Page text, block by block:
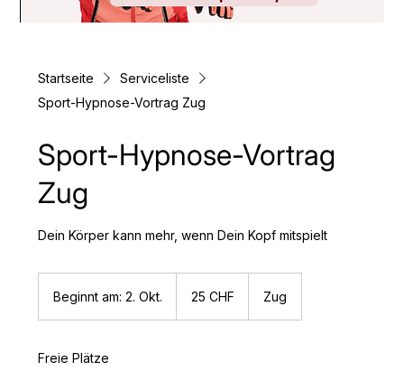
Startseite
Serviceliste
Sport-Hypnose-Vortrag Zug
Sport-Hypnose-Vortrag
Zug
Dein Körper kann mehr, wenn Dein Kopf mitspielt
Beginnt am: 2. Okt.
Franken
25 CHF Zug
Freie Plätze